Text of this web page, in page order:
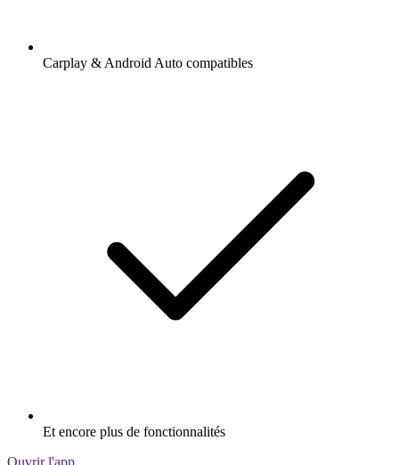
Carplay & Android Auto compatibles
Et encore plus de fonctionnalités